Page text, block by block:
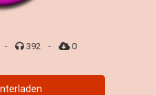
- 392 - 0